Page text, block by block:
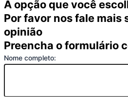
A opção que você
Por favor nos fale mais
opinião
Preencha o formulário
Nome completo: